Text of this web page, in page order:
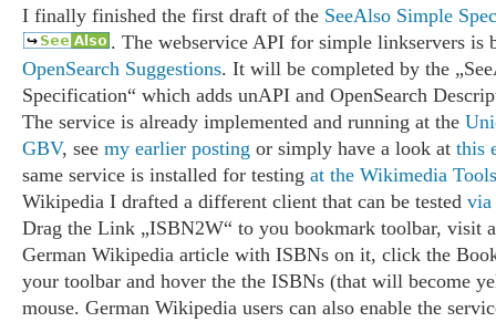
I finally finished the first draft of the SeeAlso Simple
. The webservice API for simple linkservers is
OpenSearch Suggestions. It will be completed by the
Specification“ which adds unAPI and OpenSearch
The service is already implemented and running at the
GBV, see my earlier posting or simply have a look at this
same service is installed for testing at the Wikimedia
Wikipedia I drafted a different client that can be tested via
Drag the Link „ISBN2W“ to you bookmark toolbar, visit
German Wikipedia article with ISBNs on it, click the
your toolbar and hover the the ISBNs (that will become
mouse. German Wikipedia users can also enable the